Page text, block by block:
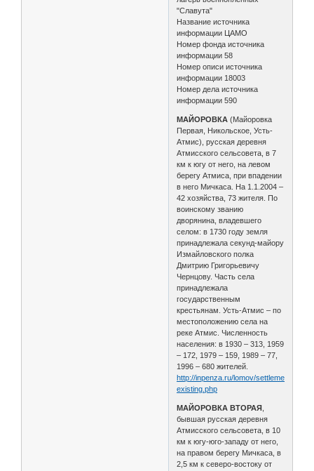
"Славута"
Название источника
информации ЦАМО
Номер фонда источника
информации 58
Номер описи источника
информации 18003
Номер дела источника
информации 590
МАЙОРОВКА (Майоровка
Первая, Никольское, Усть-
Атмис), русская деревня
Атмисского сельсовета, в 7
км к югу от него, на левом
берегу Атмиса, при впадении
в него Мичкаса. На 1.1.2004 –
42 хозяйства, 73 жителя. По
воинскому званию
дворянина, владевшего
селом: в 1730 году земля
принадлежала секунд-майору
Измайловского полка
Дмитрию Григорьевичу
Чернцову. Часть села
принадлежала
государственным
крестьянам. Усть-Атмис – по
местоположению села на
реке Атмис. Численность
населения: в 1930 – 313, 1959
– 172, 1979 – 159, 1989 – 77,
1996 – 680 жителей.
http://inpenza.ru/lomov/settlements-
existing.php
МАЙОРОВКА ВТОРАЯ
бывшая русская деревня
Атмисского сельсовета, в 10
км к югу-юго-западу от него,
на правом берегу Мичкаса, в
2,5 км к северо-востоку от